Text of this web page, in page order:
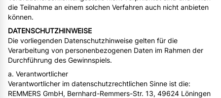
die Teilnahme an einem solchen Verfahren auch nicht anbieten
können.
DATENSCHUTZHINWEISE
Die vorliegenden Datenschutzhinweise gelten für die
Verarbeitung von personenbezogenen Daten im Rahmen der
Durchführung des Gewinnspiels.
a. Verantwortlicher
Verantwortlicher im datenschutzrechtlichen Sinne ist die:
REMMERS GmbH, Bernhard-Remmers-Str. 13, 49624 Löningen